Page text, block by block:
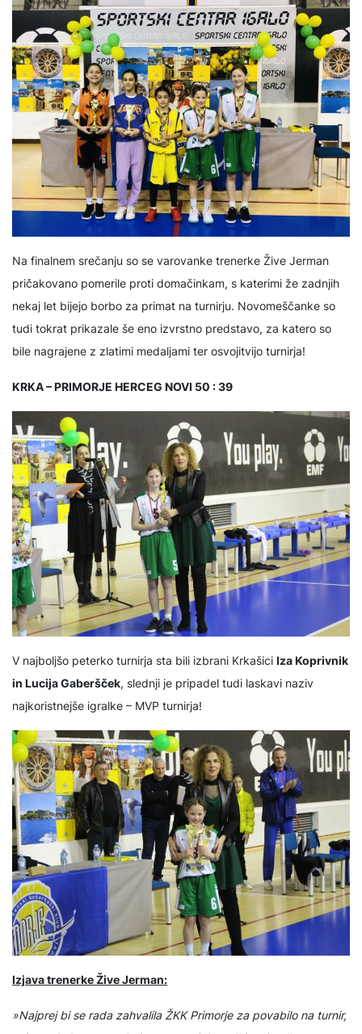
Na finalnem srečanju so se varovanke trenerke Žive Jerman
pričakovano pomerile proti domačinkam, s katerimi že zadnjih
nekaj let bijejo borbo za primat na turnirju. Novomeščanke so
tudi tokrat prikazale še eno izvrstno predstavo, za katero so
bile nagrajene z zlatimi medaljami ter osvojitvijo turnirja!
KRKA – PRIMORJE HERCEG NOVI 50 : 39
V najboljšo peterko turnirja sta bili izbrani Krkašici Iza Koprivnik
in Lucija Gaberšček, slednji je pripadel tudi laskavi naziv
najkoristnejše igralke – MVP turnirja!
Izjava trenerke Žive Jerman:
»Najprej bi se rada zahvalila ŽKK Primorje za povabilo na turnir,